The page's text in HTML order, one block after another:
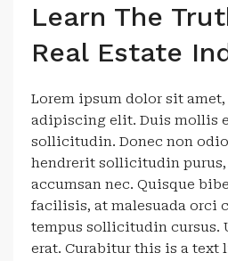
Learn The
Real Estate
Lorem ipsum dolor sit
adipiscing elit. Duis mollis
sollicitudin. Donec non
hendrerit sollicitudin
accumsan nec. Quisque
facilisis, at malesuada orci
tempus sollicitudin cursus.
erat. Curabitur this is a text